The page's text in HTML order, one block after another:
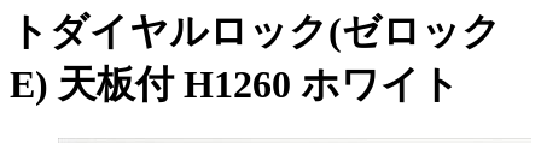
トダイヤルロック(ゼロック
E) 天板付 H1260 ホワイト